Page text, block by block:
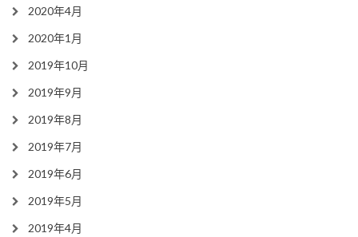
2020年4月
2020年1月
2019年10月
2019年9月
2019年8月
2019年7月
2019年6月
2019年5月
2019年4月